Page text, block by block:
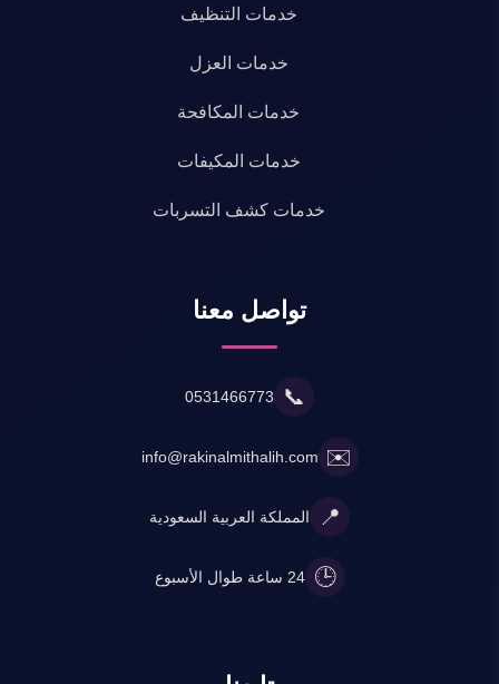
خدمات التنظيف
خدمات العزل
خدمات المكافحة
خدمات المكيفات
خدمات كشف التسربات
تواصل معنا
📞
0531466773
✉️
info@rakinalmithalih.com
📍 المملكة العربية السعودية
🕒 24 ساعة طوال الأسبوع